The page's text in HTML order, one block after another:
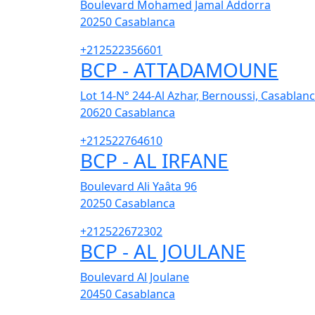
Boulevard Mohamed Jamal Addorra
20250 Casablanca
+212522356601
BCP - ATTADAMOUNE
Lot 14-N° 244-Al Azhar, Bernoussi,
20620 Casablanca
+212522764610
BCP - AL IRFANE
Boulevard Ali Yaâta 96
20250 Casablanca
+212522672302
BCP - AL JOULANE
Boulevard Al Joulane
20450 Casablanca